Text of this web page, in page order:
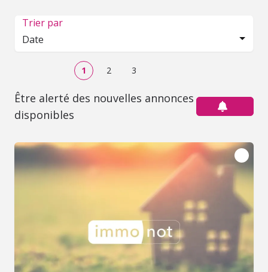
Trier par
Date
1 2 3
Être alerté des nouvelles annonces
disponibles